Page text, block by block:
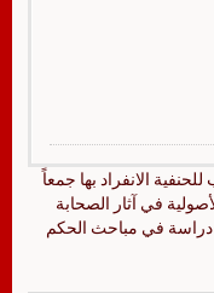
الانفراد بها جمعاً
في آثار الصحابة
دراسة في مباحث الحكم